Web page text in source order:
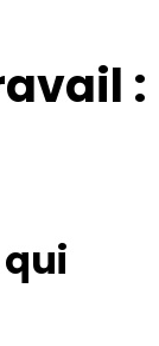
: